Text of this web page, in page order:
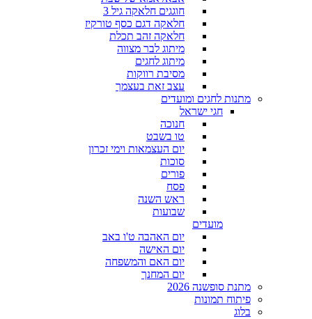
חוגגים חלאקה גיל 3
חלאקה דגם כסף טורקיז
חלאקה זהב תכלת
מיתוג לבר מצווה
מיתוג לחגים
מסיבת רווקות
עצב זאת בעצמך
מתנות לחגים ומועדים
חגי ישראל
חנוכה
טו בשבט
יום העצמאות וימי זכרון
סוכות
פורים
פסח
ראש השנה
שבועות
מועדים
יום האהבה ט'ו באב
יום האישה
יום האם והמשפחה
יום המחנך
מתנת סופשנה 2026
פיתוח תמונות
בלוג